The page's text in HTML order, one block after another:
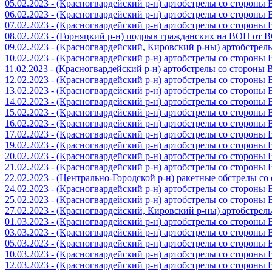
05.02.2023 - (Красногвардейский р-н) артобстрелы со
06.02.2023 - (Красногвардейский р-н) артобстрелы со
07.02.2023 - (Красногвардейский р-н) артобстрелы со
08.02.2023 - (Горняцкий р-н) подрыв гражданских на ВОП от
09.02.2023 - (Красногвардейский, Кировский р-ны)
10.02.2023 - (Красногвардейский р-н) артобстрелы со
11.02.2023 - (Красногвардейский р-н) артобстрелы со стороны
12.02.2023 - (Красногвардейский р-н) артобстрелы со
13.02.2023 - (Красногвардейский р-н) артобстрелы со
14.02.2023 - (Красногвардейский р-н) артобстрелы со
15.02.2023 - (Красногвардейский р-н) артобстрелы со
16.02.2023 - (Красногвардейский р-н) артобстрелы со
17.02.2023 - (Красногвардейский р-н) артобстрелы со
19.02.2023 - (Красногвардейский р-н) артобстрелы со
20.02.2023 - (Красногвардейский р-н) артобстрелы со
21.02.2023 - (Красногвардейский р-н) артобстрелы со
22.02.2023 - (Центрально-Городской р-н) ракетные обстрелы
24.02.2023 - (Красногвардейский р-н) артобстрелы со
25.02.2023 - (Красногвардейский р-н) артобстрелы со
27.02.2023 - (Красногвардейский, Кировский р-ны)
01.03.2023 - (Красногвардейский р-н) артобстрелы со
03.03.2023 - (Красногвардейский р-н) артобстрелы со
05.03.2023 - (Красногвардейский р-н) артобстрелы со
10.03.2023 - (Красногвардейский р-н) артобстрелы со
12.03.2023 - (Красногвардейский р-н) артобстрелы со